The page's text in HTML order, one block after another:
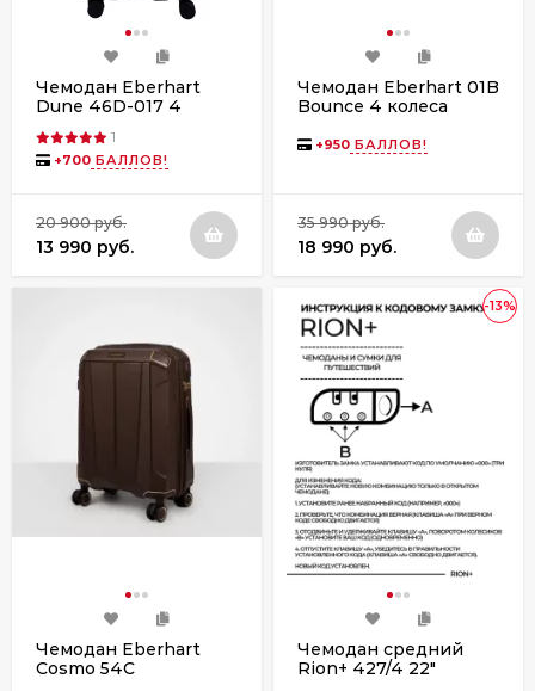
Чемодан Eberhart
Dune 46D-017 4
1
+700 БАЛЛОВ!
20 900 руб.
13 990 руб.
Чемодан Eberhart 01B
Bounce 4 колеса
+950 БАЛЛОВ!
35 990 руб.
18 990 руб.
Чемодан Eberhart
Cosmo 54C
-13%
Чемодан средний
Rion+ 427/4 22"